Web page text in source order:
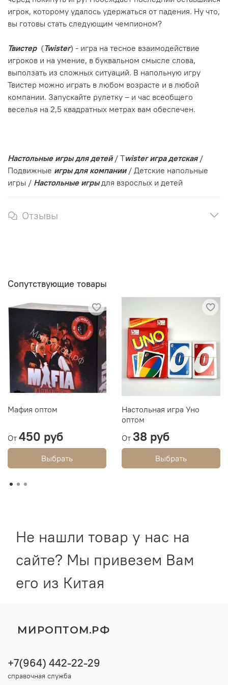
игрок, которому удалось удержаться от падения. Ну что,
вы готовы стать следующим чемпионом?
Твистер(Twister) - игра на тесное взаимодействие
игроков и на умение, в буквальном смысле слова,
выползать из сложных ситуаций. В напольную игру
Твистер можно играть в любом возрасте и в любой
компании. Запускайте рулетку – и час всеобщего
веселья на 2,5 квадратных метрах вам обеспечен.
Настольные игры для детей/ Twister игра детская /
Подвижные игры для компании/ Детские напольные
игры / Настольные игрыдля взрослых и детей
Отзывы
Сопутствующие товары
Мафия оптом
От 450 руб
Выбрать
Настольная игра Уно
оптом
От 38 руб
Выбрать
Не нашли товар у нас на
сайте? Мы привезем Вам
его из Китая
МИРОПТОМ.РФ
+7(964) 442-22-29
справочная служба